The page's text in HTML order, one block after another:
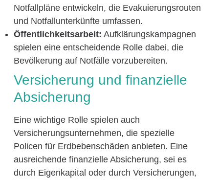
Notfallpläne entwickeln, die Evakuierungsrouten
und Notfallunterkünfte umfassen.
Öffentlichkeitsarbeit: Aufklärungskampagnen
spielen eine entscheidende Rolle dabei, die
Bevölkerung auf Notfälle vorzubereiten.
Versicherung und finanzielle
Absicherung
Eine wichtige Rolle spielen auch
Versicherungsunternehmen, die spezielle
Policen für Erdbebenschäden anbieten. Eine
ausreichende finanzielle Absicherung, sei es
durch Eigenkapital oder durch Versicherungen,